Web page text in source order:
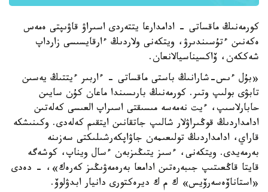
كورمەنىڭ ماقساتى - ادامدارعا يتتەردى اسىراۋ قاۋىپتى ەمەس
ەكەنىن ءتۇسىندىرۋ، ويتكەنى ولاردىڭ ءارقايسىسى زارداپ
شەككەن، ۆاكسيناسيالانعان.
«بۇل ءىس-شارانىڭ باستى ماقساتى - ءاربىر ءيتتىڭ يەسىن
تابۋى بولىپ وتىر. كورمەنىڭ بارىسىندا ماعان كۇن سايىن
حابارلاسىپ، ءيت نەمەسە مىسىقتى اسىراپ العىسى كەلەتىن
ادامداردىڭ قوڭىراۋلار شالىپ جاتقانىن ايتقىم كەلەدى. وكىنىشكە
قاراي، ادامداردىڭ تولىعىمەن جاۋاپكەرشىلىكتى سەزىنە
بەرمەيدى. ويتكەنى، ءسىز يتىڭىزبەن ءسال ويناپ، كوشەگە
قايتا قاڭعىتىپ جىبەرەتىن ادامعا بەرەمەۋىڭىز كەرەك»، - دەدى
«استاناۆەسەرۆيس» ك م ك ديرەكتورى دانيار ابدۋلوۆ.